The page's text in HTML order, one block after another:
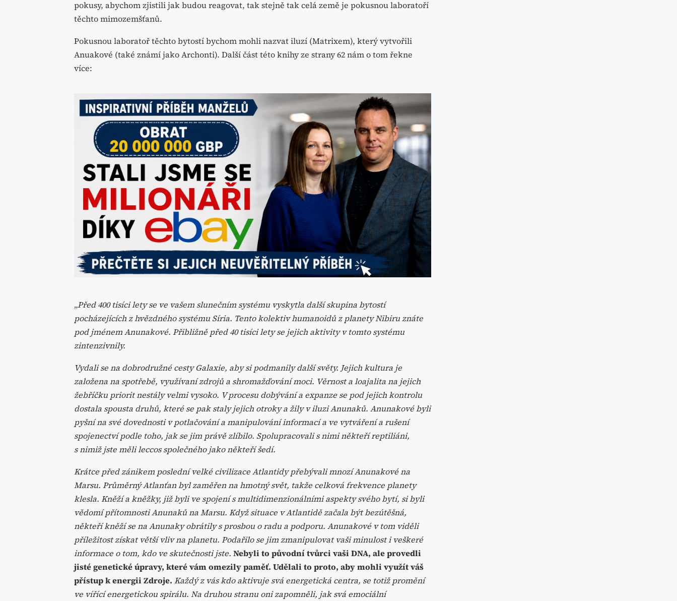
pokusy, abychom zjistili jak budou reagovat, tak stejně tak celá země je pokusnou laboratoří
těchto mimozemšťanů.
Pokusnou laboratoř těchto bytostí bychom mohli nazvat iluzí (Matrixem), který vytvořili
Anuakové (také známí jako Archonti). Další část této knihy ze strany 62 nám o tom řekne
více:
„Před 400 tisíci lety se ve vašem slunečním systému vyskytla další skupina bytostí
pocházejících z hvězdného systému Síria. Tento kolektiv humanoidů z planety Nibiru znáte
pod jménem Anunakové. Přibližně před 40 tisíci lety se jejich aktivity v tomto systému
zintenzivnily.
Vydali se na dobrodružné cesty Galaxie, aby si podmanily další světy. Jejich kultura je
založena na spotřebě, využívaní zdrojů a shromažďování moci. Věrnost a loajalita na jejich
žebříčku priorit nestály velmi vysoko. V procesu dobývání a expanze se pod jejich kontrolu
dostala spousta druhů, které se pak staly jejich otroky a žily v iluzi Anunaků. Anunakové byli
pyšní na své dovednosti v potlačování a manipulování informací a ve vytváření a rušení
spojenectví podle toho, jak se jim právě zlíbilo. Spolupracovali s nimi někteří reptiliáni,
s nimiž jste měli leccos společného jako někteří šedí.
Krátce před zánikem poslední velké civilizace Atlantidy přebývali mnozí Anunakové na
Marsu. Průměrný Atlanťan byl zaměřen na hmotný svět, takže celková frekvence planety
klesla. Kněží a kněžky, již byli ve spojení s multidimenzionálními aspekty svého bytí, si byli
vědomí přítomnosti Anunaků na Marsu. Když situace v Atlantidě začala být bezútěšná,
někteří kněží se na Anunaky obrátily s prosbou o radu a podporu. Anunakové v tom viděli
příležitost získat větší vliv na planetu. Podařilo se jim zmanipulovat vaši minulost i veškeré
informace o tom, kdo ve skutečnosti jste. Nebyli to původní tvůrci vaši DNA, ale provedli
jisté genetické úpravy, které vám omezily paměť. Udělali to proto, aby mohli využít váš
přístup k energii Zdroje. Každý z vás kdo aktivuje svá energetická centra, se totiž promění
ve vířící energetickou spirálu. Na druhou stranu oni zapomněli, jak svá emociální